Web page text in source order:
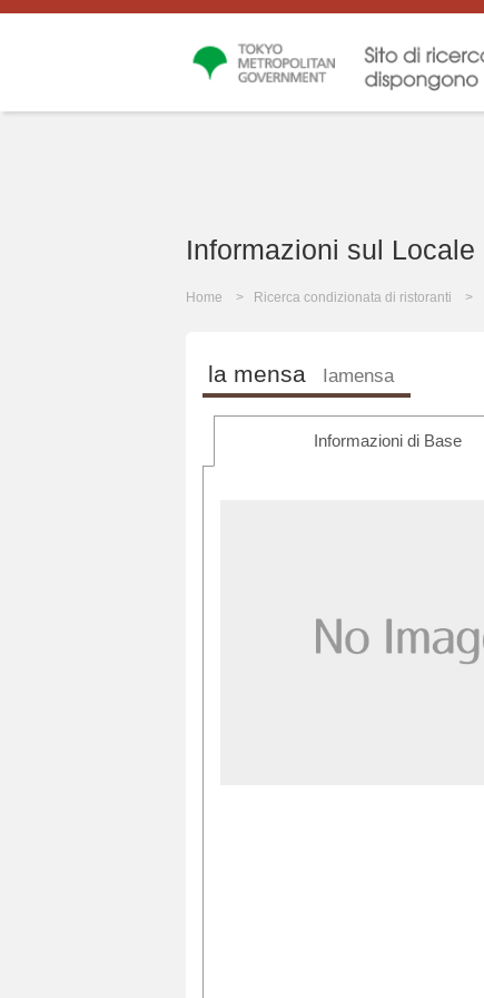
Informazioni sul Locale
Home Ricerca condizionata di ristoranti
la mensa Iamensa
Informazioni di Base